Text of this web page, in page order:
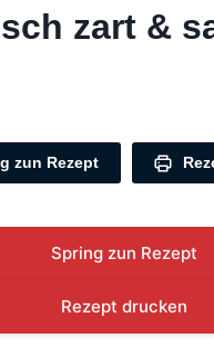
zart &
zun Rezept
Spring zun Rezept
Rezept drucken